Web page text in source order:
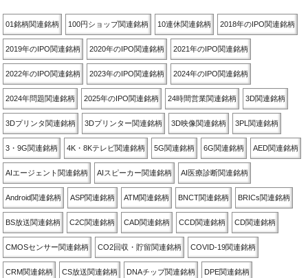
01銘柄関連銘柄 100円ショップ関連銘柄 10連休関連銘柄 2018年のIPO関連銘柄
2019年のIPO関連銘柄 2020年のIPO関連銘柄 2021年のIPO関連銘柄
2022年のIPO関連銘柄 2023年のIPO関連銘柄 2024年のIPO関連銘柄
2024年問題関連銘柄 2025年のIPO関連銘柄 24時間営業関連銘柄 3D関連銘柄
3Dプリンタ関連銘柄 3Dプリンター関連銘柄 3D映像関連銘柄 3PL関連銘柄
3・9G関連銘柄 4K・8Kテレビ関連銘柄 5G関連銘柄 6G関連銘柄 AED関連銘柄
AIエージェント関連銘柄 AIスピーカー関連銘柄 AI医療診断関連銘柄
Android関連銘柄 ASP関連銘柄 ATM関連銘柄 BNCT関連銘柄 BRICs関連銘柄
BS放送関連銘柄 C2C関連銘柄 CAD関連銘柄 CCD関連銘柄 CD関連銘柄
CMOSセンサー関連銘柄 CO2回収・貯留関連銘柄 COVID-19関連銘柄
CRM関連銘柄 CS放送関連銘柄 DNAチップ関連銘柄 DPE関連銘柄